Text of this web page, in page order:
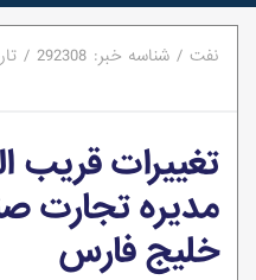
نفت / شناسه خبر: 292308
/
تغییرات قریب
مدیره تجارت
خلیج فارس